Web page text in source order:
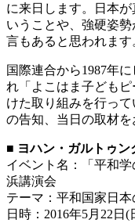
に来日します。日本
いうことや、強硬姿
言もあると思われます
国際連合から1987年
れ「よこはま子ども
けた取り組みを行っ
の告知、当日の取材を
■ ヨハン・ガルトゥ
イベント名：「平和
浜講演会
テーマ：平和国家日
日時：2016年5月22日(